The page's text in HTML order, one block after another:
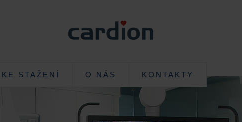
KE STAŽENÍ O NÁS KONTAKTY